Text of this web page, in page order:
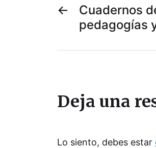
←
Cuadernos
pedagogías
Deja una
Lo siento, debes estar